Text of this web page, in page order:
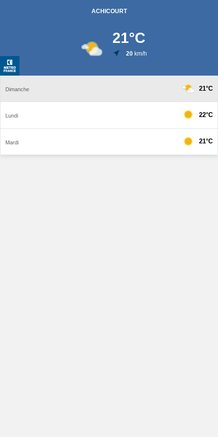
ACHICOURT
21°C
20km/h
Dimanche 21°C
Lundi 22°C
Mardi 21°C